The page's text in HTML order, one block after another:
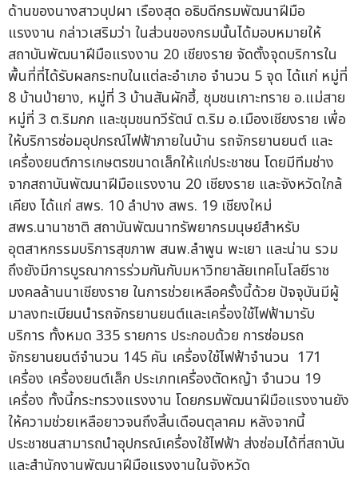
ด้านของนางสาวบุปผา เรืองสุด อธิบดีกรมพัฒนาฝีมือ
แรงงาน กล่าวเสริมว่า ในส่วนของกรมนั้นได้มอบหมายให้
สถาบันพัฒนาฝีมือแรงงาน 20 เชียงราย จัดตั้งจุดบริการใน
พื้นที่ที่ได้รับผลกระทบในแต่ละอำเภอ จำนวน 5 จุด ได้แก่ หมู่ที่
8 บ้านป่ายาง, หมู่ที่ 3 บ้านสันผักฮี้, ชุมชนเกาะทราย อ.แม่สาย
หมู่ที่ 3 ต.ริมกก และชุมชนทวีรัตน์ ต.ริม อ.เมืองเชียงราย เพื่อ
ให้บริการซ่อมอุปกรณ์ไฟฟ้าภายในบ้าน รถจักรยานยนต์ และ
เครื่องยนต์การเกษตรขนาดเล็กให้แก่ประชาชน โดยมีทีมช่าง
จากสถาบันพัฒนาฝีมือแรงงาน 20 เชียงราย และจังหวัดใกล้
เคียง ได้แก่ สพร. 10 ลำปาง สพร. 19 เชียงใหม่
สพร.นานาชาติ สถาบันพัฒนาทรัพยากรมนุษย์สำหรับ
อุตสาหกรรมบริการสุขภาพ สนพ.ลำพูน พะเยา และน่าน รวม
ถึงยังมีการบูรณาการร่วมกันกับมหาวิทยาลัยเทคโนโลยีราช
มงคลล้านนาเชียงราย ในการช่วยเหลือครั้งนี้ด้วย ปัจจุบันมีผู้
มาลงทะเบียนนำรถจักรยานยนต์และเครื่องใช้ไฟฟ้ามารับ
บริการ ทั้งหมด 335 รายการ ประกอบด้วย การซ่อมรถ
จักรยานยนต์จำนวน 145 คัน เครื่องใช้ไฟฟ้าจำนวน 171
เครื่อง เครื่องยนต์เล็ก ประเภทเครื่องตัดหญ้า จำนวน 19
เครื่อง ทั้งนี้กระทรวงแรงงาน โดยกรมพัฒนาฝีมือแรงงานยัง
ให้ความช่วยเหลือยาวจนถึงสิ้นเดือนตุลาคม หลังจากนี้
ประชาชนสามารถนำอุปกรณ์เครื่องใช้ไฟฟ้า ส่งซ่อมได้ที่สถาบัน
และสำนักงานพัฒนาฝีมือแรงงานในจังหวัด